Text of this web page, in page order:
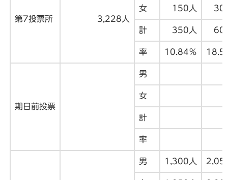
第7投票所 3,228人
女 150人
計 350人
率 10.84％
期日前投票
男
女
計
率
男 1,300人